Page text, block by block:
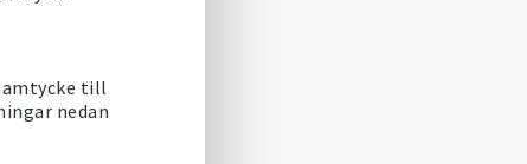
till
nedan